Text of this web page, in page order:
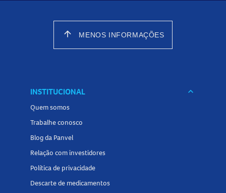
arrow_upward MENOS INFORMAÇÕES
INSTITUCIONAL keyboard_arrow_down
Quem somos
Trabalhe conosco
Blog da Panvel
Relação com investidores
Política de privacidade
Descarte de medicamentos